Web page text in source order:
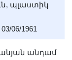
պլաստիկ
03/06/1961
անդամ